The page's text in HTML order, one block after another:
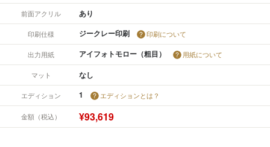
前面アクリル あり
印刷仕様 ジークレー印刷 印刷について
出力用紙 アイフォトモロー（粗目） 用紙について
マット なし
エディション 1 エディションとは？
金額（税込） ¥93,619